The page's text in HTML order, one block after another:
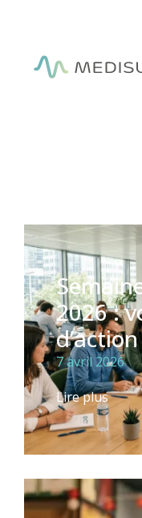
2026 :
7 avril 2026
Lire plus